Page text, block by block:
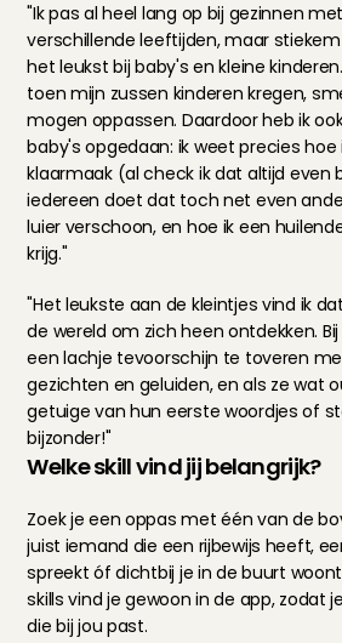
"Ik pas al heel lang op bij gezinnen
verschillende leeftijden, maar
het leukst bij baby's en kleine
toen mijn zussen kinderen kregen,
mogen oppassen. Daardoor heb ik
baby's opgedaan: ik weet precies hoe
klaarmaak (al check ik dat altijd even
iedereen doet dat toch net even
luier verschoon, en hoe ik een
krijg."
"Het leukste aan de kleintjes vind ik
de wereld om zich heen ontdekken.
een lachje tevoorschijn te toveren
gezichten en geluiden, en als ze wat
getuige van hun eerste woordjes of
bijzonder!"
Welke skill vind jij belangrijk?
Zoek je een oppas met één van de
juist iemand die een rijbewijs heeft,
spreekt óf dichtbij je in de buurt
skills vind je gewoon in de app, zodat
die bij jou past.